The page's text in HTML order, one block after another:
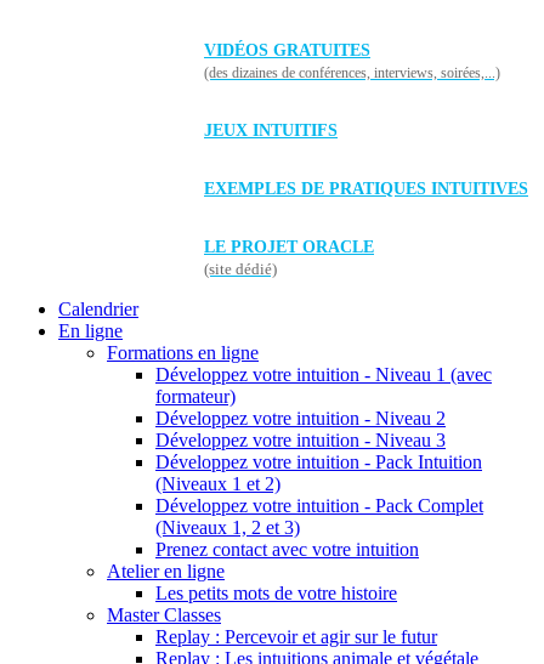
VIDÉOS GRATUITES
(des dizaines de conférences, interviews, soirées,...)
JEUX INTUITIFS
EXEMPLES DE PRATIQUES INTUITIVES
LE PROJET ORACLE
(site dédié)
Calendrier
En ligne
Formations en ligne
Développez votre intuition - Niveau 1 (avec
formateur)
Développez votre intuition - Niveau 2
Développez votre intuition - Niveau 3
Développez votre intuition - Pack Intuition
(Niveaux 1 et 2)
Développez votre intuition - Pack Complet
(Niveaux 1, 2 et 3)
Prenez contact avec votre intuition
Atelier en ligne
Les petits mots de votre histoire
Master Classes
Replay : Percevoir et agir sur le futur
Replay : Les intuitions animale et végétale